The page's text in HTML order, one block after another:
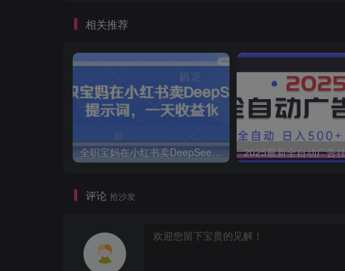
相关推荐
全职宝妈在小红书卖DeepSeek提示词，一天收益1k
评论 抢沙发